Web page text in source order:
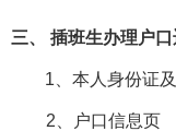
三、 插班生办理户
1 、本人身份证
2 、户口信息页